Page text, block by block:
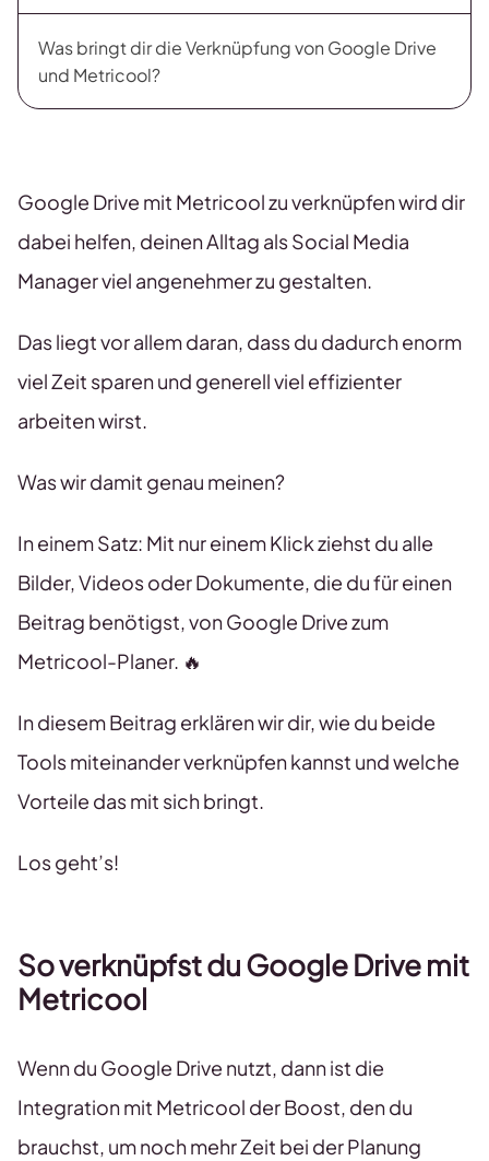
Was bringt dir die Verknüpfung von Google Drive
und Metricool?
Google Drive mit Metricool zu verknüpfen wird dir
dabei helfen, deinen Alltag als Social Media
Manager viel angenehmer zu gestalten.
Das liegt vor allem daran, dass du dadurch enorm
viel Zeit sparen und generell viel effizienter
arbeiten wirst.
Was wir damit genau meinen?
In einem Satz: Mit nur einem Klick ziehst du alle
Bilder, Videos oder Dokumente, die du für einen
Beitrag benötigst, von Google Drive zum
Metricool-Planer. 🔥
In diesem Beitrag erklären wir dir, wie du beide
Tools miteinander verknüpfen kannst und welche
Vorteile das mit sich bringt.
Los geht’s!
So verknüpfst du Google Drive mit
Metricool
Wenn du Google Drive nutzt, dann ist die
Integration mit Metricool der Boost, den du
brauchst, um noch mehr Zeit bei der Planung